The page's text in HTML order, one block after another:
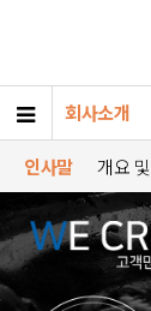
회사소개
인사말 개요